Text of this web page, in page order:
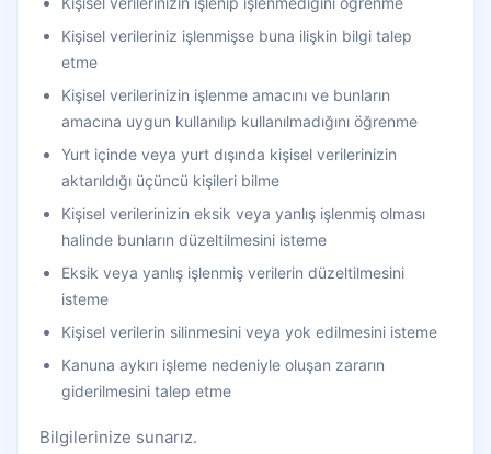
Kişisel verileriniz işlenmişse buna ilişkin bilgi talep
etme
Kişisel verilerinizin işlenme amacını ve bunların
amacına uygun kullanılıp kullanılmadığını öğrenme
Yurt içinde veya yurt dışında kişisel verilerinizin
aktarıldığı üçüncü kişileri bilme
Kişisel verilerinizin eksik veya yanlış işlenmiş olması
halinde bunların düzeltilmesini isteme
Eksik veya yanlış işlenmiş verilerin düzeltilmesini
isteme
Kişisel verilerin silinmesini veya yok edilmesini isteme
Kanuna aykırı işleme nedeniyle oluşan zararın
giderilmesini talep etme
Bilgilerinize sunarız.